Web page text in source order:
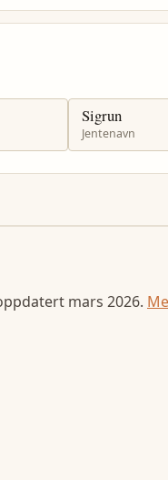
Sigrun
Jentenavn
mars 2026.